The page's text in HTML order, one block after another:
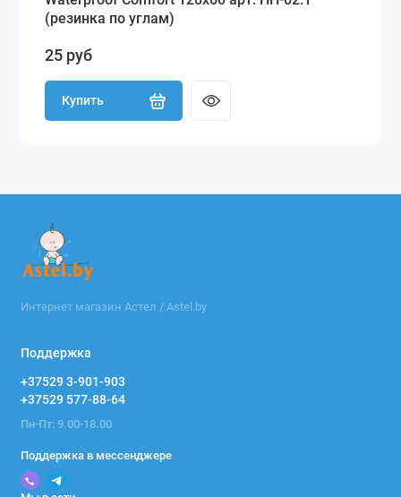
(резинка по углам)
25 руб
Купить
Интернет магазин Астел / Astel.by
Поддержка
+37529 3-901-903
+37529 577-88-64
Пн-Пт: 9.00-18.00
Поддержка в мессенджере